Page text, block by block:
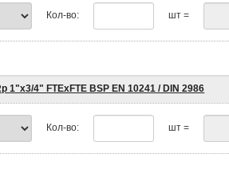
Кол-во: шт =
1"х3/4" FTEхFTE BSP EN 10241 / DIN 2986
Кол-во: шт =